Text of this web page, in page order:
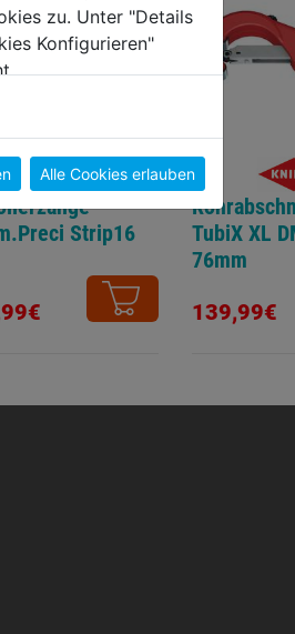
Strip16
TubiX XL
76mm
139,99€
zu. Unter "Details
Konfigurieren"
Alle Cookies erlauben